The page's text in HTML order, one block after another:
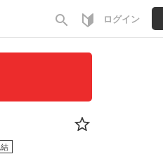
search ログイン